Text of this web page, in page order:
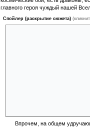
главного героя чуждый нашей
Спойлер (раскрытие сюжета)
Впрочем, на общем